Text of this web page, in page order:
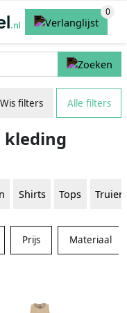
Wis filters Alle filters
kleding
Shirts Tops Truien
Prijs Materiaal